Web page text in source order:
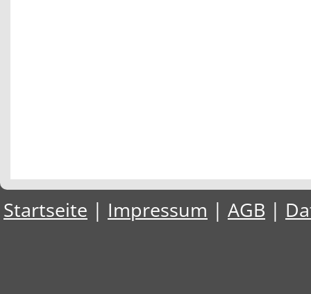
Startseite | Impressum | AGB |